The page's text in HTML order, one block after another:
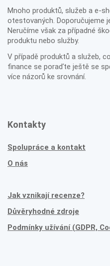
Mnoho produktů, služeb a e-
otestovaných. Doporučujeme
Neručíme však za případné
produktu nebo služby.
V případě produktů a služeb,
finance se poraďte ještě se
více názorů ke srovnání.
Kontakty
Spolupráce a kontakt
O nás
Jak vznikají recenze?
Důvěryhodné zdroje
Podmínky užívání (GDPR,